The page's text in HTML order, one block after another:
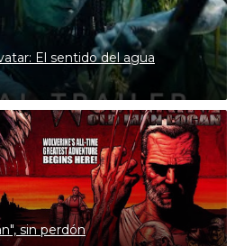
El sentido del agua
sin perdón